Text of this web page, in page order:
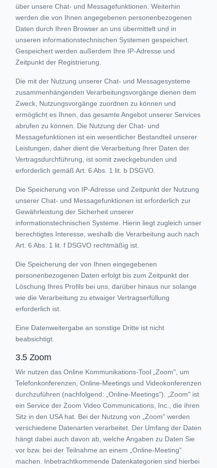
über unsere Chat- und Messagefunktionen. Weiterhin
werden die von Ihnen angegebenen personenbezogenen
Daten durch Ihren Browser an uns übermittelt und in
unseren informationstechnischen Systemen gespeichert.
Gespeichert werden außerdem Ihre IP-Adresse und
Zeitpunkt der Registrierung.
Die mit der Nutzung unserer Chat- und Messagesysteme
zusammenhängenden Verarbeitungsvorgänge dienen dem
Zweck, Nutzungsvorgänge zuordnen zu können und
ermöglicht es Ihnen, das gesamte Angebot unserer Services
abrufen zu können. Die Nutzung der Chat- und
Messagefunktionen ist ein wesentlicher Bestandteil unserer
Leistungen, daher dient die Verarbeitung Ihrer Daten der
Vertragsdurchführung, ist somit zweckgebunden und
erforderlich gemäß Art. 6 Abs. 1 lit. b DSGVO.
Die Speicherung von IP-Adresse und Zeitpunkt der Nutzung
unserer Chat- und Messagefunktionen ist erforderlich zur
Gewährleistung der Sicherheit unserer
informationstechnischen Systeme. Hierin liegt zugleich unser
berechtigtes Interesse, weshalb die Verarbeitung auch nach
Art. 6 Abs. 1 lit. f DSGVO rechtmäßig ist.
Die Speicherung der von Ihnen eingegebenen
personenbezogenen Daten erfolgt bis zum Zeitpunkt der
Löschung Ihres Profils bei uns, darüber hinaus nur solange
wie die Verarbeitung zu etwaiger Vertragserfüllung
erforderlich ist.
Eine Datenweitergabe an sonstige Dritte ist nicht
beabsichtigt.
3.5 Zoom
Wir nutzen das Online Kommunikations-Tool „Zoom", um
Telefonkonferenzen, Online-Meetings und Videokonferenzen
durchzuführen (nachfolgend: „Online-Meetings"). „Zoom" ist
ein Service der Zoom Video Communications, Inc., die ihren
Sitz in den USA hat. Bei der Nutzung von „Zoom" werden
verschiedene Datenarten verarbeitet. Der Umfang der Daten
hängt dabei auch davon ab, welche Angaben zu Daten Sie
vor bzw. bei der Teilnahme an einem „Online-Meeting"
machen. Inbetrachtkommende Datenkategorien sind hierbei